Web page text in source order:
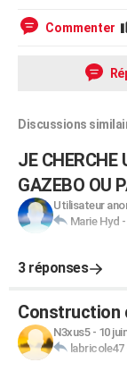
Commenter
Discussions
JE CHERCHE
GAZEBO OU
Utilisateur
Marie Hyd -
3 réponses
Construction
N3xus5- 10
labricole47